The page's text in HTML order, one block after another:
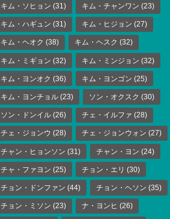
キム・ソヒョン (31) キム・チャンワン (23)
キム・ハギュン (31) キム・ヒジョン (27)
キム・ヘオク (38) キム・ヘスク (32)
キム・ミギョン (32) キム・ミンジョン (32)
キム・ヨンオク (36) キム・ヨンゴン (25)
キム・ヨンチョル (23) ソン・オクスク (30)
ソン・ドンイル (26) チェ・イルファ (28)
チェ・ジョンウ (28) チェ・ジョンウォン (27)
チャン・ヒョンソン (31) チャン・ヨン (24)
チャ・ファヨン (25) チョン・エリ (30)
チョン・ドンファン (44) チョン・ヘソン (35)
チョン・ミソン (23) ナ・ヨンヒ (26)